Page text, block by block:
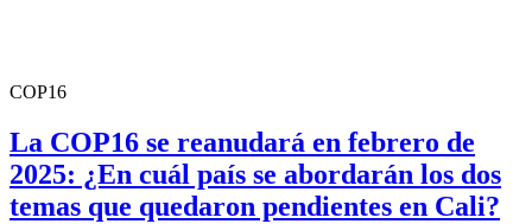
COP16
La COP16 se reanudará en febrero de
2025: ¿En cuál país se abordarán los dos
temas que quedaron pendientes en Cali?